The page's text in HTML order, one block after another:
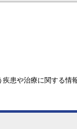
疾患や治療に関する情